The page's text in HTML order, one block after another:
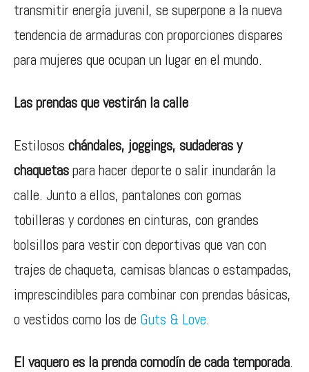
transmitir energía juvenil, se superpone a la nueva
tendencia de armaduras con proporciones dispares
para mujeres que ocupan un lugar en el mundo.
Las prendas que vestirán la calle
Estilosos chándales, joggings, sudaderas y
chaquetaspara hacer deporte o salir inundarán la
calle. Junto a ellos, pantalones con gomas
tobilleras y cordones en cinturas, con grandes
bolsillos para vestir con deportivas que van con
trajes de chaqueta, camisas blancas o estampadas,
imprescindibles para combinar con prendas básicas,
o vestidos como los de Guts & Love.
El vaquero es la prenda comodín de cada temporada.